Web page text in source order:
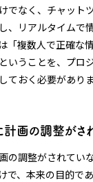
でなく、チャット
、リアルタイムで
「複数人で正確な
いうことを、プロ
ておく必要がありま
画の調整がさ
の調整がされてい
で、本来の目的で